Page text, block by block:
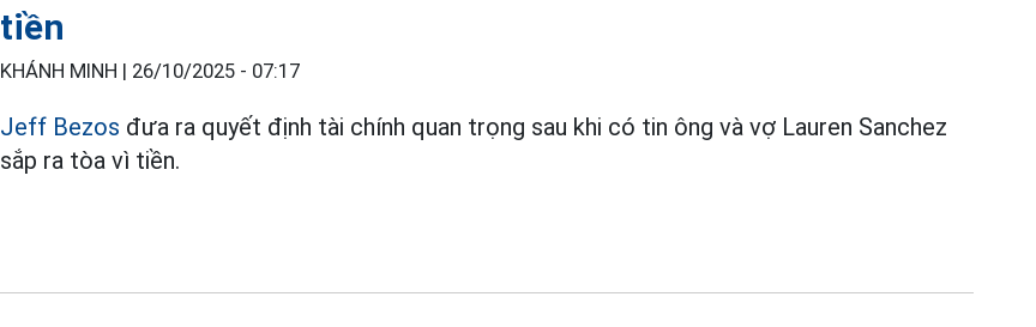
tiền
KHÁNH MINH | 26/10/2025 - 07:17
Jeff Bezos đưa ra quyết định tài chính quan trọng sau khi có tin ông và vợ Lauren Sanchez
sắp ra tòa vì tiền.